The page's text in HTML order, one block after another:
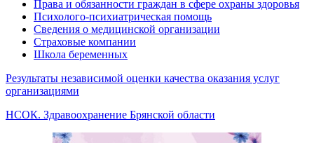
Права и обязанности граждан в сфере охраны здоровья
Психолого-психиатрическая помощь
Сведения о медицинской организации
Страховые компании
Школа беременных
Результаты независимой оценки качества оказания услуг
организациями
НСОК. Здравоохранение Брянской области